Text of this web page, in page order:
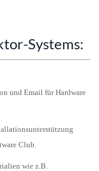
Systems:
und Email für Hardware
Club.
wie z.B.